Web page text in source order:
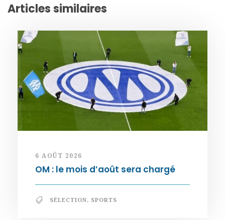
Articles similaires
6 AOÛT 2026
OM : le mois d’août sera chargé
SÉLECTION, SPORTS